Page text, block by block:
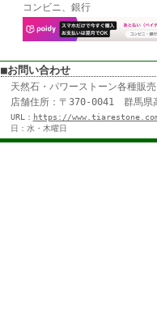
コンビニ、銀行
■お問い合わせ
天然石・パワーストーン各種
店舗住所：〒370-0041 群
URL： https://
日：水・木曜日